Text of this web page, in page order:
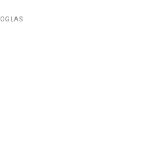
OGLAS